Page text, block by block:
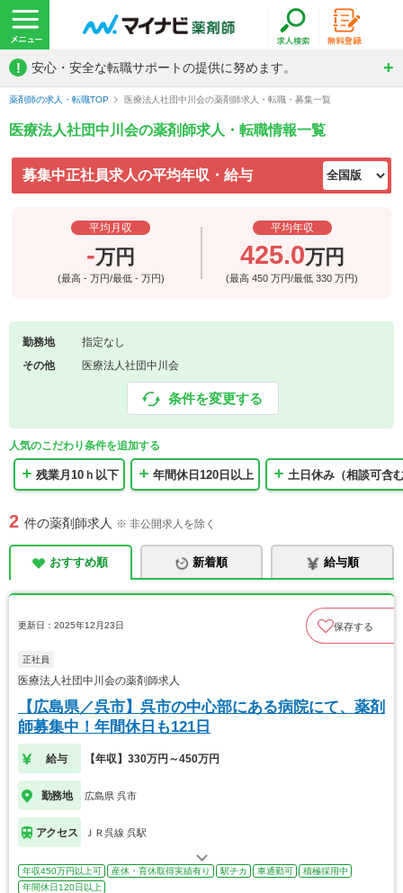
! 安心・安全な転職サポートの提供に努めます。
薬剤師の求人・転職TOP 医療法人社団中川会の薬剤師求人・転職・募集一覧
医療法人社団中川会の薬剤師求人・転職情報一覧
募集中正社員求人の平均年収・給与
平均月収
-万円
(最高 - 万円/最低 - 万円)
平均年収
425.0万円
(最高450万円/最低330万円)
勤務地
指定なし
その他
医療法人社団中川会
条件を変更する
人気のこだわり条件を追加する
残業月10ｈ以下 年間休日120日以上 土日休み（相談可含
2 件の薬剤師求人 ※ 非公開求人を除く
おすすめ順 新着順 給与順
更新日：2025年12月23日 保存する
正社員
医療法人社団中川会の薬剤師求人
【広島県／呉市】呉市の中心部にある病院にて、薬剤
師募集中！年間休日も121日
給与 【年収】330万円～450万円
勤務地 広島県 呉市
アクセス ＪＲ呉線 呉駅
年収450万円以上可 産休・育休取得実績有り 駅チカ 車通勤可
積極採用中
年間休日120日以上